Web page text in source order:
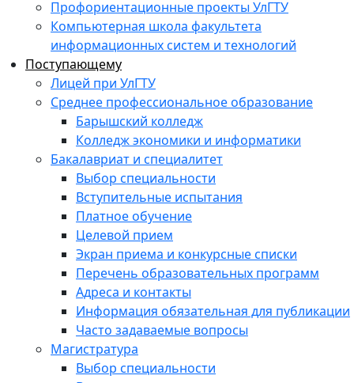
Профориентационные проекты УлГТУ
Компьютерная школа факультета
информационных систем и технологий
Поступающему
Лицей при УлГТУ
Среднее профессиональное образование
Барышский колледж
Колледж экономики и информатики
Бакалавриат и специалитет
Выбор специальности
Вступительные испытания
Платное обучение
Целевой прием
Экран приема и конкурсные списки
Перечень образовательных программ
Адреса и контакты
Информация обязательная для публикации
Часто задаваемые вопросы
Магистратура
Выбор специальности